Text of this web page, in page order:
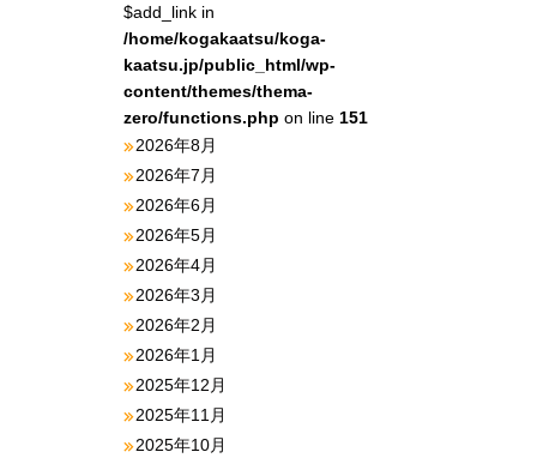
$add_link in
/home/kogakaatsu/koga-
kaatsu.jp/public_html/wp-
content/themes/thema-
zero/functions.php on line 151
2026年8月
2026年7月
2026年6月
2026年5月
2026年4月
2026年3月
2026年2月
2026年1月
2025年12月
2025年11月
2025年10月